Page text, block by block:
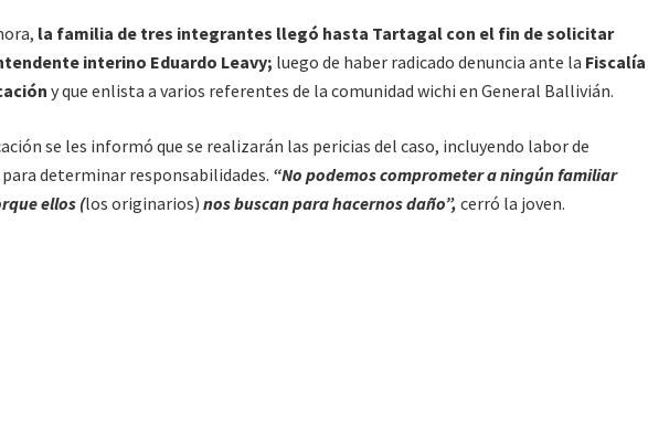
la familia de tres integrantes llegó hasta Tartagal con el fin de solicitar
interino Eduardo Leavy; luego de haber radicado denuncia ante la Fiscalía
y que enlista a varios referentes de la comunidad wichi en General Ballivián.
se les informó que se realizarán las pericias del caso, incluyendo labor de
determinar responsabilidades. “No podemos comprometer a ningún familiar
ellos (los originarios) nos buscan para hacernos daño”, cerró la joven.